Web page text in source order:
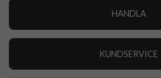
HANDLA
KUNDSERVICE